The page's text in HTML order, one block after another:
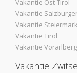
Vakantie Ost-Tirol
Vakantie
Vakantie Steiermark
Vakantie Tirol
Vakantie Vorarlberg
Vakantie